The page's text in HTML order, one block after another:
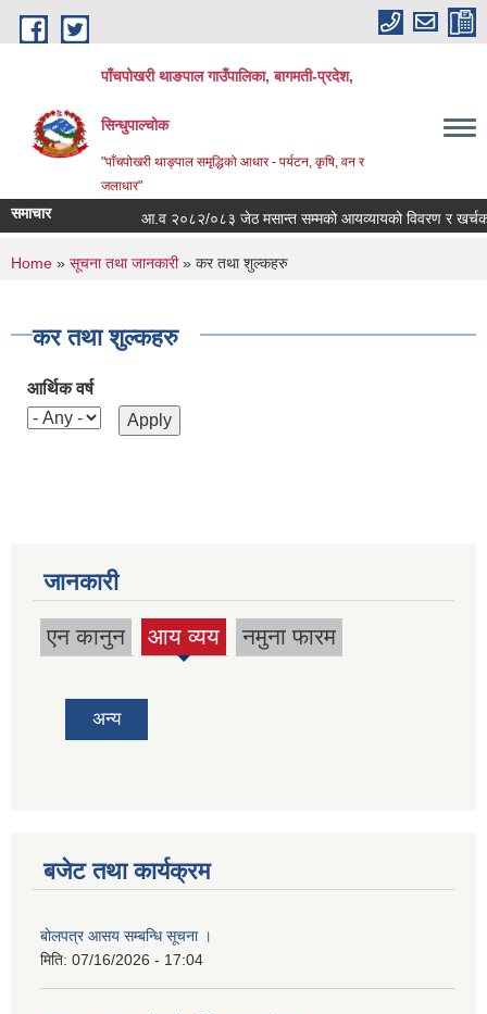
Skip to main content
पाँचपोखरी थाङपाल गाउँपालिका, बागमती-प्रदेश,
सिन्धुपाल्चोक
"पाँचपोखरी थाङ्पाल समृद्धिको आधार - पर्यटन, कृषि, वन र
जलाधार"
समाचार आ.व २०८२/०८३ जेठ मसान्त सम्मको आयव्यायको विवरण र खर्चको
You are here
Home » सूचना तथा जानकारी» कर तथा शुल्कहरु
कर तथा शुल्कहरु
आर्थिक वर्ष
जानकारी
एन कानुन आय व्यय
(active
नमुना फारम
अन्य
बजेट तथा कार्यक्रम
बोलपत्र आसय सम्बन्धि सूचना ।
मिति: 07/16/2026 - 17:04